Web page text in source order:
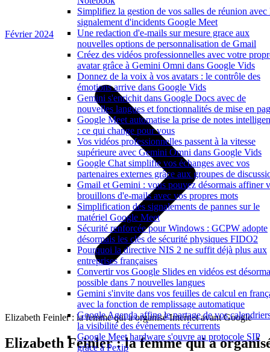
Simplifiez la gestion de vos salles de réunion avec
signalement d'incidents Google Meet
Une redaction d'e-mails sur mesure grace aux
nouvelles options de personnalisation de Gmail
Créez des vidéos professionnelles avec votre
avatar grâce à Gemini Omni dans Google Vids
Donnez de la voix à vos avatars : le contrôle des
émotions arrive dans Google Vids
Gemini s'enrichit dans Google Docs avec de
nouvelles langues et fonctionnalités de mise en
Google Meet automatise la prise de notes
: ce qui change pour vous
Vos vidéos professionnelles passent à la vitesse
supérieure avec Gemini Omni dans Google Vids
Google Chat simplifie vos échanges avec vos
partenaires externes grâce aux groupes de
Gmail et Gemini : vous pouvez désormais affiner
brouillons d'e-mails avec vos propres mots
Simplification des signalements de pannes sur le
matériel Google Meet
Sécurité renforcée pour Windows : GCPW adopte
désormais les clés de sécurité physiques FIDO2
Pourquoi la directive NIS 2 ne suffit déjà plus aux
entreprises françaises
Convertir vos Google Slides en vidéos est
possible dans 7 nouvelles langues
Gemini s'invite dans vos feuilles de calcul en
avec la fonction de remplissage automatique
Google Agenda affine le partage de vos
la visibilité des événements récurrents
Google Meet hardware s'ouvre au protocole SIP
grâce à Pexip
Février 2024
Elizabeth Feinler : la femme qui a organisé Internet avant Google
Elizabeth Feinler : la femme qui a